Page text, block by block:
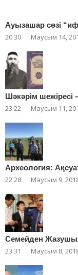
Ауызашар сөзі
20:30 Маусым 14,
Шәкәрім шежіресі
23:22 Маусым 11,
Археология:
22:28 Маусым 9,
Cемейден
23:31 Маусым 8,